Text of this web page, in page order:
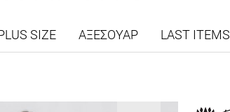
SIZE ΑΞΕΣΟΥΑΡ LAST ITEMS